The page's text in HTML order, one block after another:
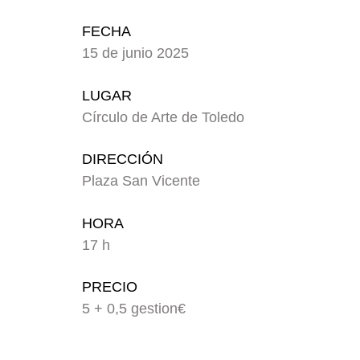
FECHA
15 de junio 2025
LUGAR
Círculo de Arte de Toledo
DIRECCIÓN
Plaza San Vicente
HORA
17 h
PRECIO
5 + 0,5 gestion€